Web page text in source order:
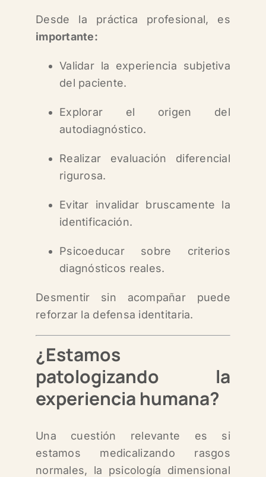
Desde la práctica profesional, es
importante:
Validar la experiencia subjetiva
del paciente.
Explorar el origen del
autodiagnóstico.
Realizar evaluación diferencial
rigurosa.
Evitar invalidar bruscamente la
identificación.
Psicoeducar sobre criterios
diagnósticos reales.
Desmentir sin acompañar puede
reforzar la defensa identitaria.
¿Estamos
patologizando la
experiencia humana?
Una cuestión relevante es si
estamos medicalizando rasgos
normales, la psicología dimensional